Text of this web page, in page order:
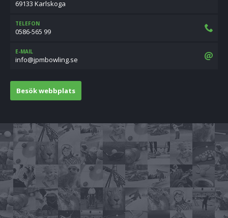
69133 Karlskoga
TELEFON
0586-565 99
E-MAIL
es.gnilwobmpj@ofni
Besök webbplats